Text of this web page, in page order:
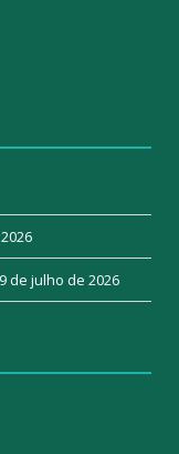
9 de julho de 2026